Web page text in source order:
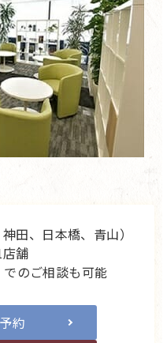
田、日本橋、青山）
舗
のご相談も可能
約